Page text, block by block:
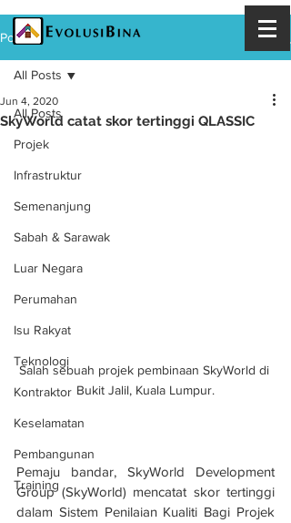
Post
All Posts
Projek
Infrastruktur
Semenanjung
Sabah & Sarawak
Luar Negara
Perumahan
Isu Rakyat
Teknologi
Kontraktor
Keselamatan
Pembangunan
Training
All Posts
SkyWorld catat skor tertinggi QLASSIC
Jun 4, 2020
Salah sebuah projek pembinaan SkyWorld di
Bukit Jalil, Kuala Lumpur.
Pemaju bandar, SkyWorld Development
Group (SkyWorld) mencatat skor tertinggi
dalam Sistem Penilaian Kualiti Bagi Projek